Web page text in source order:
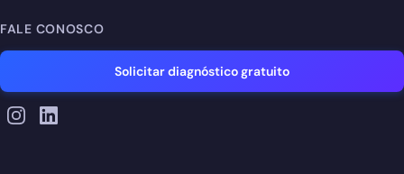
FALE CONOSCO
Solicitar diagnóstico gratuito